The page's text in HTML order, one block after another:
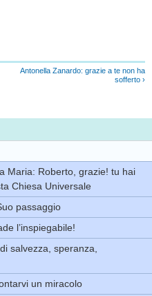
Antonella Zanardo: grazie a te non ha
sofferto ›
Maria: Roberto, grazie! tu hai
Chiesa Universale
passaggio
l’inspiegabile!
salvezza, speranza,
un miracolo